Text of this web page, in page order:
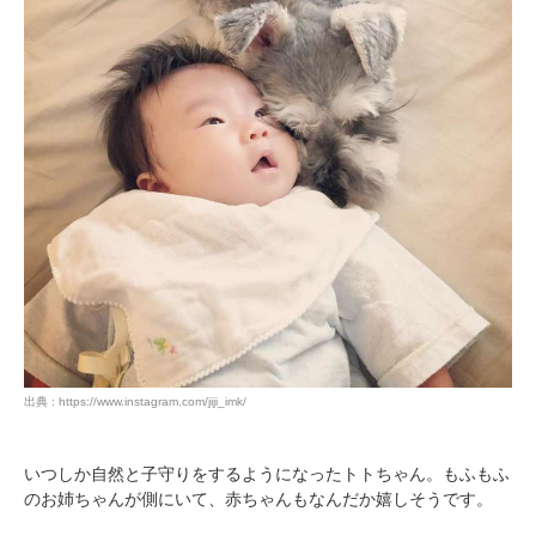
出典 : https://www.instagram.com/jiji_imk/
いつしか自然と子守りをするようになったトトちゃん。もふもふ
のお姉ちゃんが側にいて、赤ちゃんもなんだか嬉しそうです。